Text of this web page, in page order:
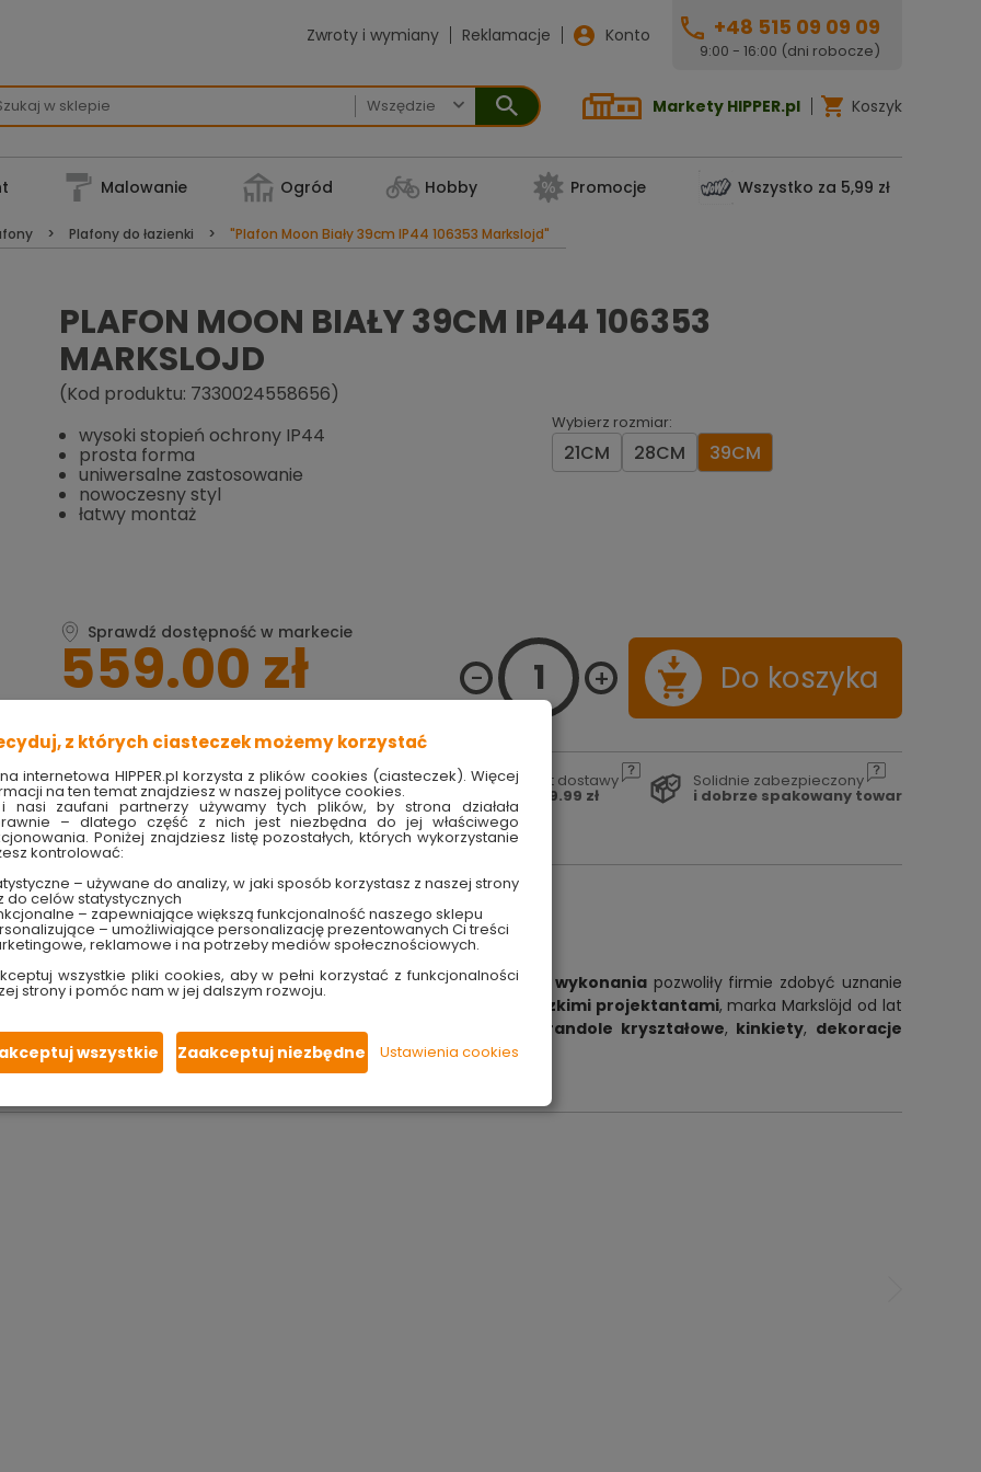
Zwroty i wymiany Reklamacje Konto +48 515 09 09 09
9:00 - 16:00 (dni robocze)
 Markety HIPPER.pl Koszyk
Malowanie Ogród Hobby Promocje Wszystko za 5,99 zł
Plafony do łazienki "Plafon Moon Biały 39cm IP44 106353 Markslojd"
PLAFON MOON BIAŁY 39CM IP44 106353
MARKSLOJD
(Kod produktu: 7330024558656)
wysoki stopień ochrony IP44
prosta forma
uniwersalne zastosowanie
nowoczesny styl
łatwy montaż
Wybierz rozmiar:
21CM 28CM 39CM
Sprawdź dostępność w markecie
559.00 zł Do koszyka
Produkt w magazynie
Ilość 433 szt
Szybka wysyłka
w ciągu 4 dni
Koszt dostawy
od 29.99 zł
Solidnie zabezpieczony
i dobrze spakowany towar
techniczne
Markslojd
w stylu skandynawskim.Doskonały design i najwyższa jakość wykonaniapozwoliły firmie zdobyć uznanie
Południowej. Dzięki stałej współpracy z
najlepszymi szwedzkimi projektantami, marka Markslöjd od lat
ofercie produktów znajdują się m.in.nowoczesne lampy żyrandole kryształowe, kinkiety, dekoracje
.
z których ciasteczek możemy korzystać
internetowa HIPPER.pl korzysta z plików cookies (ciasteczek). Więcej
na ten temat znajdziesz w naszej polityce cookies.
nasi zaufani partnerzy używamy tych plików, by strona działała
– dlatego część z nich jest niezbędna do jej właściwego
Poniżej znajdziesz listę pozostałych, których wykorzystanie
kontrolować:
– używane do analizy, w jaki sposób korzystasz z naszej strony
do celów statystycznych
– zapewniające większą funkcjonalność naszego sklepu
– umożliwiające personalizację prezentowanych Ci treści
reklamowe i na potrzeby mediów społecznościowych.
wszystkie pliki cookies, aby w pełni korzystać z funkcjonalności
strony i pomóc nam w jej dalszym rozwoju.
wszystkie Zaakceptuj niezbędne Ustawienia cookies